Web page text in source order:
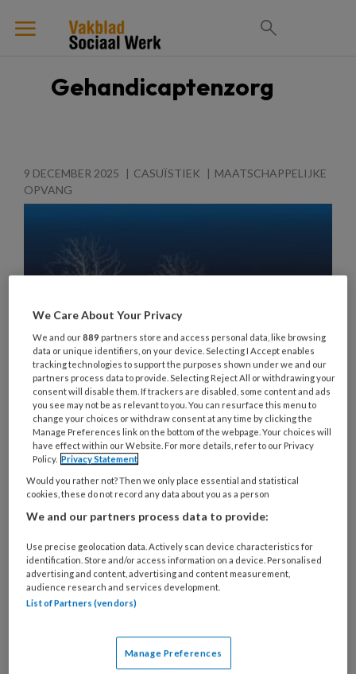
Gehandicaptenzorg
9 DECEMBER 2025 CASUÏSTIEK
MAATSCHAPPELIJKE
OPVANG
Omgaan met hoarding ‘Hij wil met
rust gelaten worden in zijn veilige
coconnetje’
'Ik ben persoonlijk begeleider op een
met een matig verstandelijke beperking. Hij kan
niet lezen en schrijven, maar heeft wél een
betaalde baan bij een sociaal ontwikkelbedrijf. Hij
midden in een grote stad en met elf
medebewoners. Hij heeft moeite om zijn kamer te
We Care About Your Privacy
We and our889 partners store and access personal data, like browsing
data or unique identifiers, on your device. Selecting I Accept enables
tracking technologies to support the purposes shown under we and our
partners process data to provide. Selecting Reject All or withdrawing your
consent will disable them. If trackers are disabled, some content and ads
you see may not be as relevant to you. You can resurface this menu to
change your choices or withdraw consent at any time by clicking the
Manage Preferences link on the bottom of the webpage. Your choices will
have effect within our Website. For more details, refer to our Privacy
Policy. Privacy Statement
Would you rather not? Then we only place essential and statistical
cookies, these do not record any data about you as a person
We and our partners process data to provide:
Use precise geolocation data. Actively scan device characteristics for
identification. Store and/or access information on a device. Personalised
advertising and content, advertising and content measurement,
audience research and services development.
List of Partners (vendors)
Manage Preferences